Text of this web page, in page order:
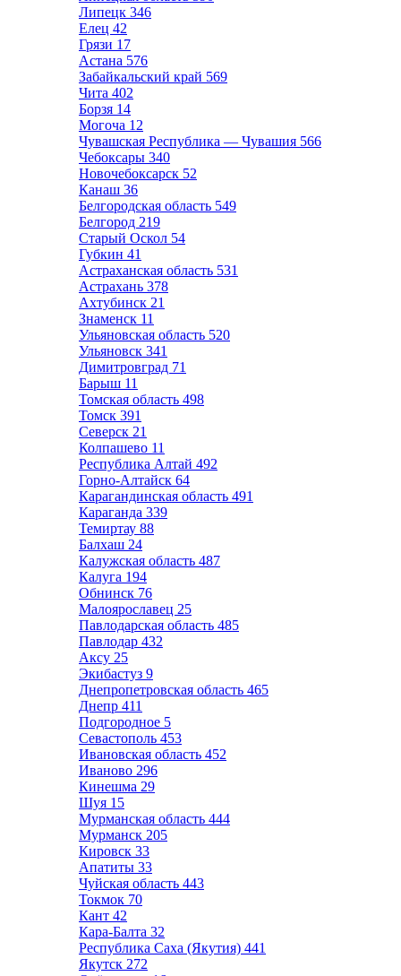
Липецк 346
Елец 42
Грязи 17
Астана 576
Забайкальский край 569
Чита 402
Борзя 14
Могоча 12
Чувашская Республика — Чувашия 566
Чебоксары 340
Новочебоксарск 52
Канаш 36
Белгородская область 549
Белгород 219
Старый Оскол 54
Губкин 41
Астраханская область 531
Астрахань 378
Ахтубинск 21
Знаменск 11
Ульяновская область 520
Ульяновск 341
Димитровград 71
Барыш 11
Томская область 498
Томск 391
Северск 21
Колпашево 11
Республика Алтай 492
Горно-Алтайск 64
Карагандинская область 491
Караганда 339
Темиртау 88
Балхаш 24
Калужская область 487
Калуга 194
Обнинск 76
Малоярославец 25
Павлодарская область 485
Павлодар 432
Аксу 25
Экибастуз 9
Днепропетровская область 465
Днепр 411
Подгородное 5
Севастополь 453
Ивановская область 452
Иваново 296
Кинешма 29
Шуя 15
Мурманская область 444
Мурманск 205
Кировск 33
Апатиты 33
Чуйская область 443
Токмок 70
Кант 42
Кара-Балта 32
Республика Саха (Якутия) 441
Якутск 272